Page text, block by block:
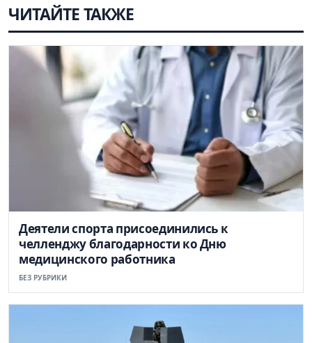
ЧИТАЙТЕ ТАКЖЕ
Деятели спорта присоединились к
челленджу благодарности ко Дню
медицинского работника
БЕЗ РУБРИКИ